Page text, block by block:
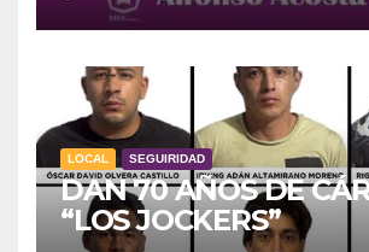
LOCAL SEGUIRIDAD
DAN 70 AÑOS DE
“LOS JOCKERS”